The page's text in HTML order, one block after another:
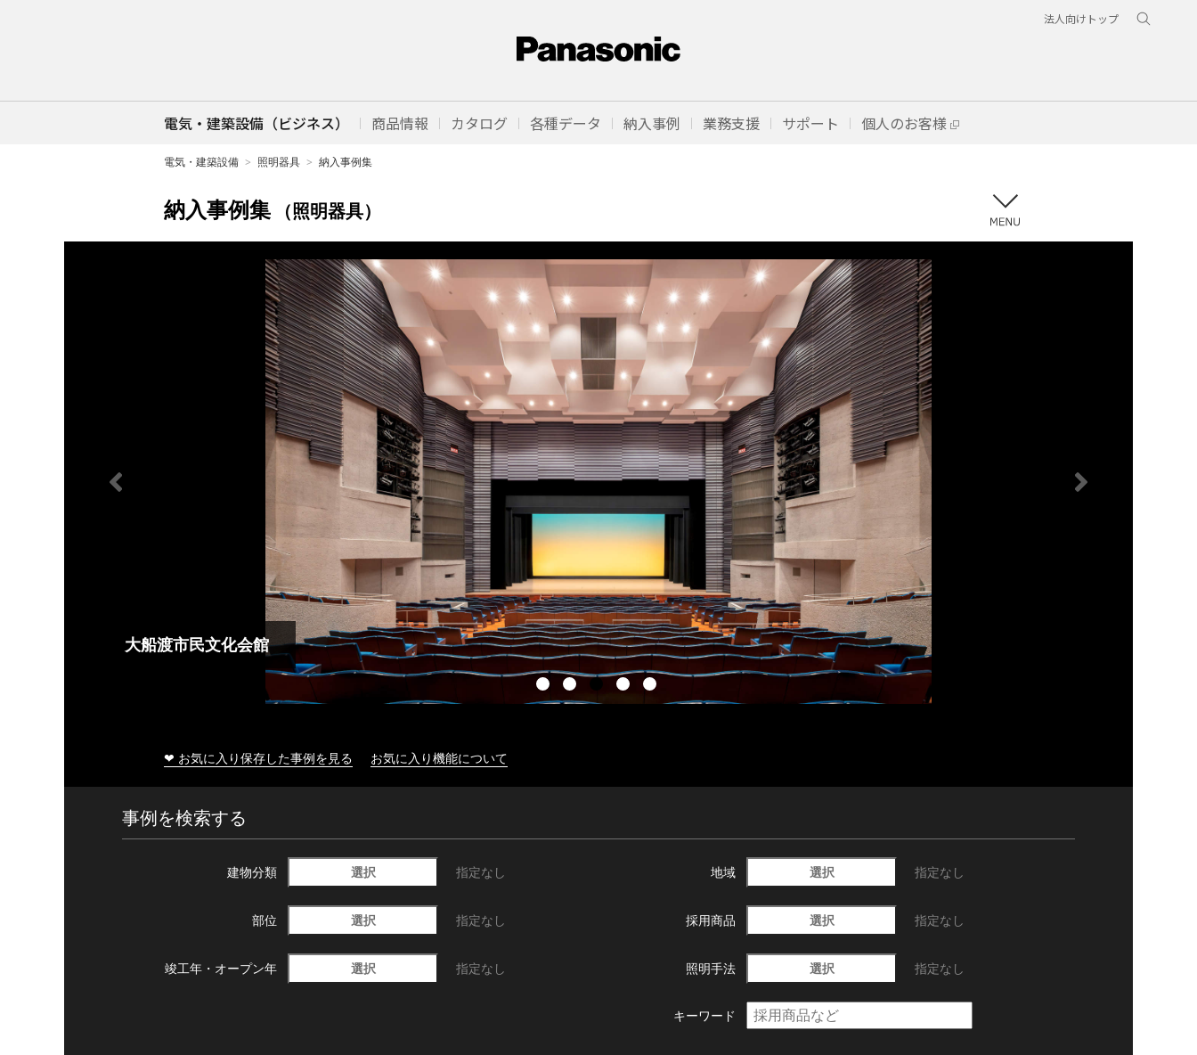
法人向けトップ
電気・建築設備（ビジネス） 商品情報 カタログ 各種データ 納入事例 業務支援 サポート 個人のお客様
電気・建築設備 照明器具 納入事例集
納入事例集 （照明器具）
大船渡市民文化会館
❤ お気に入り保存した事例を見る お気に入り機能について
事例を検索する
建物分類 選択 指定なし 地域 選択 指定なし
部位 選択 指定なし 採用商品 選択 指定なし
竣工年・ オープン年 選択 指定なし 照明手法 選択 指定なし
キーワード